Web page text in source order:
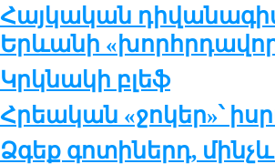
Հայկական
Երևանի
Կրկնակի բլեֆ
Հրեական «ջոկեր»՝
Ձգեք գոտիներդ,